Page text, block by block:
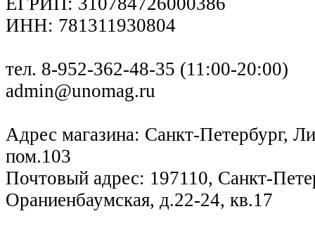
ИНН: 781311930804
тел. 8-952-362-48-35 (11:00-20:00)
admin@unomag.ru
Адрес магазина: Санкт-Петербург,
пом.103
Почтовый адрес: 197110, Санкт-
Ораниенбаумская, д.22-24, кв.17